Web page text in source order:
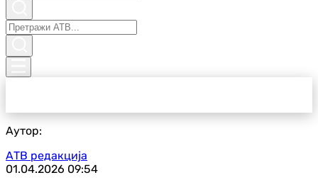
Аутор:
АТВ редакција
01.04.2026 09:54